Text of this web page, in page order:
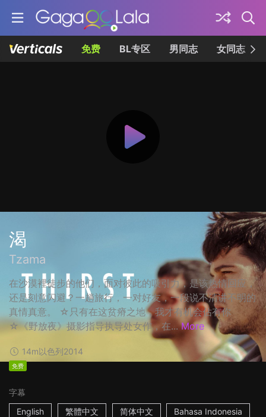
免费 BL专区 男同志 女同志
渴
Tzama
在沙漠裡徒步的他们，面对彼此的吸引力，是该热情回应，
还是刻意闪避？一趟旅行，一对好友，一段说不清讲不明的
真情真意。 ☆只有在这贫瘠之地，我才有机会佔有你
☆《野放夜》摄影指导执导处女作，在... More
14m以色列2014
免费
字幕
English
繁體中文 简体中文 Bahasa Indonesia